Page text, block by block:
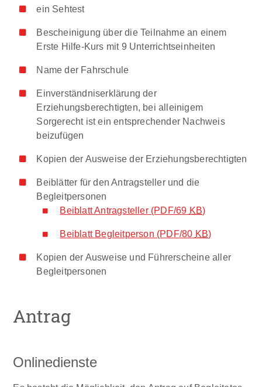
ein Sehtest
Bescheinigung über die Teilnahme an einem
Erste Hilfe-Kurs mit 9 Unterrichtseinheiten
Name der Fahrschule
Einverständniserklärung der
Erziehungsberechtigten, bei alleinigem
Sorgerecht ist ein entsprechender Nachweis
beizufügen
Kopien der Ausweise der Erziehungsberechtigten
Beiblätter für den Antragsteller und die
Begleitpersonen
Beiblatt Antragsteller(PDF/69 KB)
Beiblatt Begleitperson (PDF/80 KB)
Kopien der Ausweise und Führerscheine aller
Begleitpersonen
Antrag
Onlinedienste